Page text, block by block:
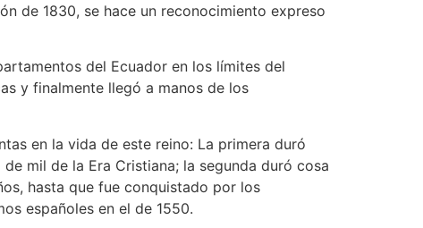
de 1830, se hace un reconocimiento expreso
del Ecuador en los límites del
y finalmente llegó a manos de los
en la vida de este reino: La primera duró
mil de la Era Cristiana; la segunda duró cosa
hasta que fue conquistado por los
españoles en el de 1550.